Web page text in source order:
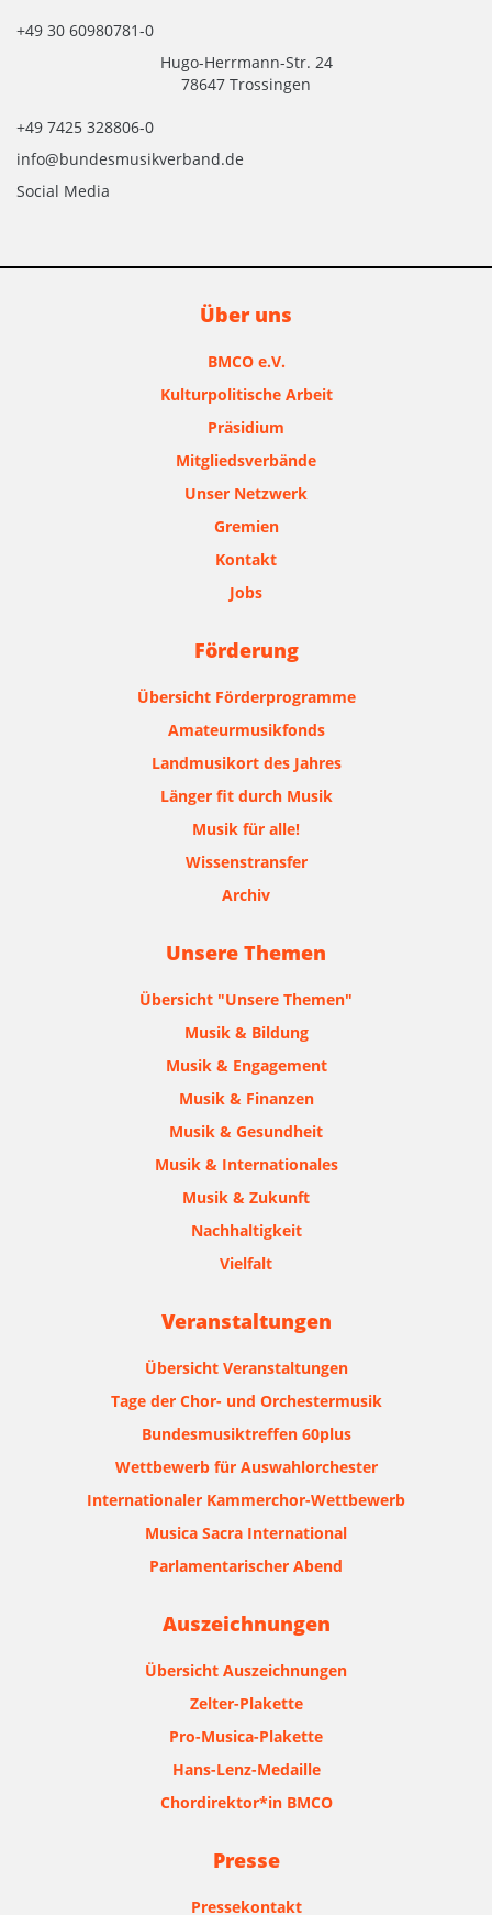
+49 30 60980781-0
Hugo-Herrmann-Str. 24
78647 Trossingen
+49 7425 328806-0
info@bundesmusikverband.de
Social Media
Über uns
BMCO e.V.
Kulturpolitische Arbeit
Präsidium
Mitgliedsverbände
Unser Netzwerk
Gremien
Kontakt
Jobs
Förderung
Übersicht Förderprogramme
Amateurmusikfonds
Landmusikort des Jahres
Länger fit durch Musik
Musik für alle!
Wissenstransfer
Archiv
Unsere Themen
Übersicht "Unsere Themen"
Musik & Bildung
Musik & Engagement
Musik & Finanzen
Musik & Gesundheit
Musik & Internationales
Musik & Zukunft
Nachhaltigkeit
Vielfalt
Veranstaltungen
Übersicht Veranstaltungen
Tage der Chor- und Orchestermusik
Bundesmusiktreffen 60plus
Wettbewerb für Auswahlorchester
Internationaler Kammerchor-Wettbewerb
Musica Sacra International
Parlamentarischer Abend
Auszeichnungen
Übersicht Auszeichnungen
Zelter-Plakette
Pro-Musica-Plakette
Hans-Lenz-Medaille
Chordirektor*in BMCO
Presse
Pressekontakt